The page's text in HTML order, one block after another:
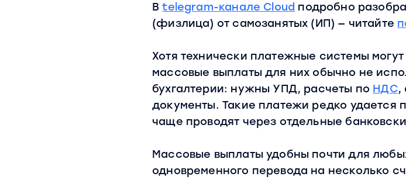
Вtelegram-канале Cloud подробно
(физлица) от самозанятых (ИП) — читайте
Хотя технически платежные системы
массовые выплаты для них обычно не
бухгалтерии: нужны УПД, расчеты по НДС,
документы. Такие платежи редко
чаще проводят через отдельные
Массовые выплаты удобны почти для
одновременного перевода на несколько